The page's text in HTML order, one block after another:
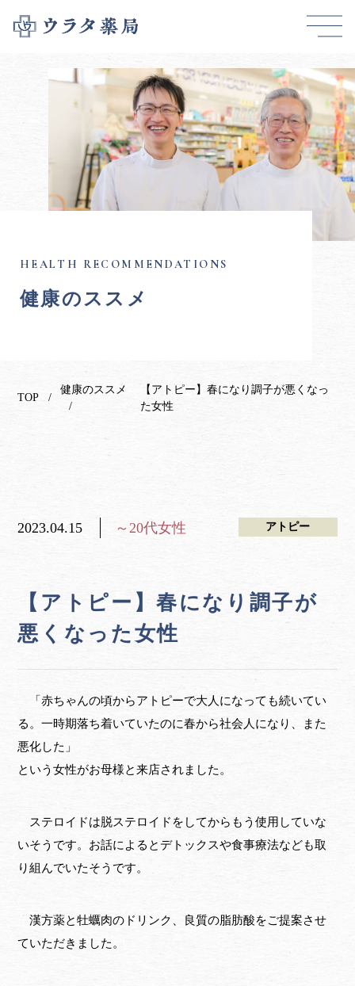
健康のススメ
TOP
健康のススメ
【アトピー】春になり調子が悪くなっ
た女性
2023.04.15 ～20代女性 アトピー
【アトピー】春になり調子が
悪くなった女性
「赤ちゃんの頃からアトピーで大人になっても続いてい
る。一時期落ち着いていたのに春から社会人になり、また
悪化した」
という女性がお母様と来店されました。
ステロイドは脱ステロイドをしてからもう使用していな
いそうです。お話によるとデトックスや食事療法なども取
り組んでいたそうです。
漢方薬と牡蠣肉のドリンク、良質の脂肪酸をご提案させ
ていただきました。